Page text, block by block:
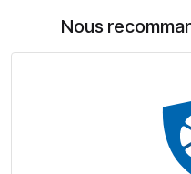
Nous